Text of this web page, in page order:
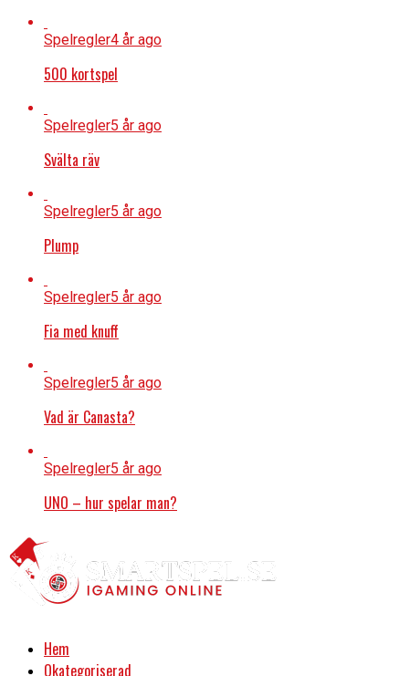
Spelregler4 år ago
500 kortspel
Spelregler5 år ago
Svälta räv
Spelregler5 år ago
Plump
Spelregler5 år ago
Fia med knuff
Spelregler5 år ago
Vad är Canasta?
Spelregler5 år ago
UNO – hur spelar man?
Hem
Okategoriserad